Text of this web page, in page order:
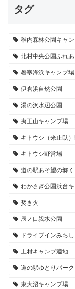
タグ
稚内森林公園キャ
北村中央公園ふれ
暑寒海浜キャンプ場
伊倉浜自然公園
湯の沢水辺公園
夷王山キャンプ場
キトウシ（来止臥
キトウシ野営場
道の駅あそ望の郷
わかさぎ公園浜台
焚き火
辰ノ口親水公園
ドライブインみちし
土村キャンプ適地
道の駅ゆとりパー
東大沼キャンプ場